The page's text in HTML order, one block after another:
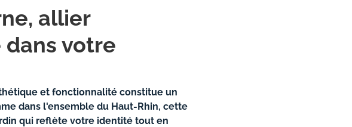
allier
votre
et fonctionnalité constitue un
dans l'ensemble du Haut-Rhin, cette
qui reflète votre identité tout en